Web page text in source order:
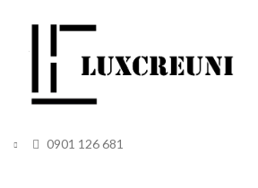
0901 126 681